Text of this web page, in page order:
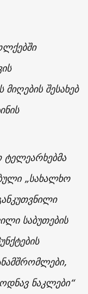
შესახებ
„სახალხო
საბუთების
ნაკლები“